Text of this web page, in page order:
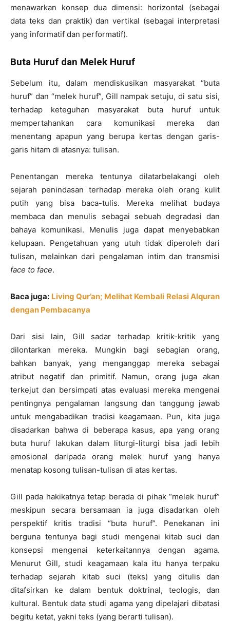
menawarkan konsep dua dimensi: horizontal (sebagai
data teks dan praktik) dan vertikal (sebagai interpretasi
yang informatif dan performatif).
Buta Huruf dan Melek Huruf
Sebelum itu, dalam mendiskusikan masyarakat “buta
huruf” dan “melek huruf”, Gill nampak setuju, di satu sisi,
terhadap keteguhan masyarakat buta huruf untuk
mempertahankan cara komunikasi mereka dan
menentang apapun yang berupa kertas dengan garis-
garis hitam di atasnya: tulisan.
Penentangan mereka tentunya dilatarbelakangi oleh
sejarah penindasan terhadap mereka oleh orang kulit
putih yang bisa baca-tulis. Mereka melihat budaya
membaca dan menulis sebagai sebuah degradasi dan
bahaya komunikasi. Menulis juga dapat menyebabkan
kelupaan. Pengetahuan yang utuh tidak diperoleh dari
tulisan, melainkan dari pengalaman intim dan transmisi
face to face.
Baca juga: Living Qur’an; Melihat Kembali Relasi Alquran
dengan Pembacanya
Dari sisi lain, Gill sadar terhadap kritik-kritik yang
dilontarkan mereka. Mungkin bagi sebagian orang,
bahkan banyak, yang menganggap mereka sebagai
atribut negatif dan primitif. Namun, orang juga akan
terkejut dan bersimpati atas evaluasi mereka mengenai
pentingnya pengalaman langsung dan tanggung jawab
untuk mengabadikan tradisi keagamaan. Pun, kita juga
disadarkan bahwa di beberapa kasus, apa yang orang
buta huruf lakukan dalam liturgi-liturgi bisa jadi lebih
emosional daripada orang melek huruf yang hanya
menatap kosong tulisan-tulisan di atas kertas.
Gill pada hakikatnya tetap berada di pihak “melek huruf”
meskipun secara bersamaan ia juga disadarkan oleh
perspektif kritis tradisi “buta huruf”. Penekanan ini
berguna tentunya bagi studi mengenai kitab suci dan
konsepsi mengenai keterkaitannya dengan agama.
Menurut Gill, studi keagamaan kala itu hanya terpaku
terhadap sejarah kitab suci (teks) yang ditulis dan
ditafsirkan ke dalam bentuk doktrinal, teologis, dan
kultural. Bentuk data studi agama yang dipelajari dibatasi
begitu ketat, yakni teks (yang berarti tulisan).